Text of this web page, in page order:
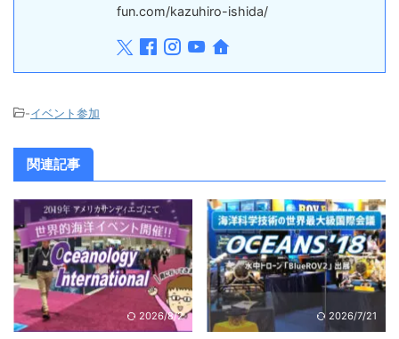
fun.com/kazuhiro-ishida/
-イベント参加
関連記事
2026/8/2 2026/7/21